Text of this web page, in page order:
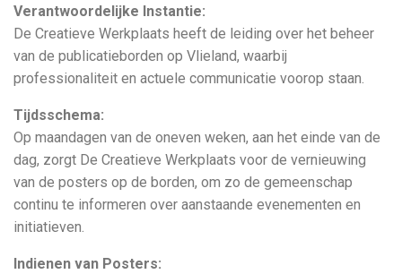
Verantwoordelijke Instantie:
De Creatieve Werkplaats heeft de leiding over het beheer
van de publicatieborden op Vlieland, waarbij
professionaliteit en actuele communicatie voorop staan.
Tijdsschema:
Op maandagen van de oneven weken, aan het einde van de
dag, zorgt De Creatieve Werkplaats voor de vernieuwing
van de posters op de borden, om zo de gemeenschap
continu te informeren over aanstaande evenementen en
initiatieven.
Indienen van Posters: